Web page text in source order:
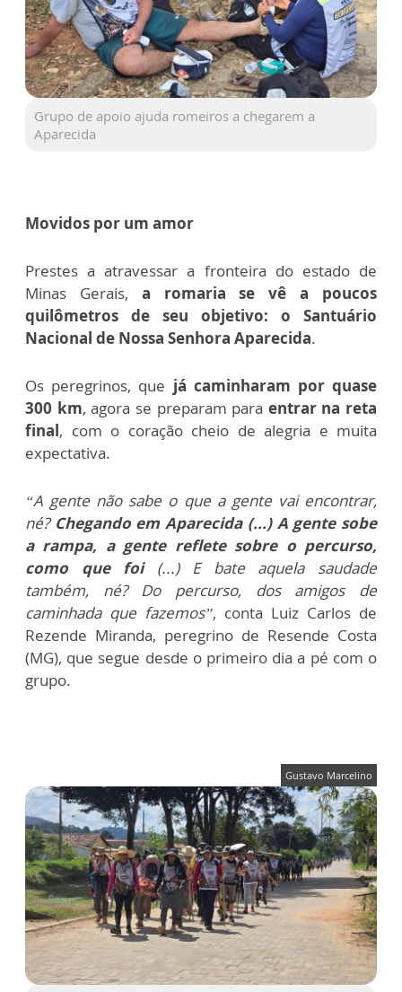
Grupo de apoio ajuda romeiros a chegarem a
Aparecida
Movidos por um amor
Prestes a atravessar a fronteira do estado de
Minas Gerais, a romaria se vê a poucos
quilômetros de seu objetivo: o Santuário
Nacional de Nossa Senhora Aparecida.
Os peregrinos, que já caminharam por quase
300 km, agora se preparam para entrar na reta
final, com o coração cheio de alegria e muita
expectativa.
“A gente não sabe o que a gente vai encontrar,
né? Chegando em Aparecida (...) A gente sobe
a rampa, a gente reflete sobre o percurso,
como que foi (...) E bate aquela saudade
também, né? Do percurso, dos amigos de
caminhada que fazemos”, conta Luiz Carlos de
Rezende Miranda, peregrino de Resende Costa
(MG), que segue desde o primeiro dia a pé com o
grupo.
Gustavo Marcelino